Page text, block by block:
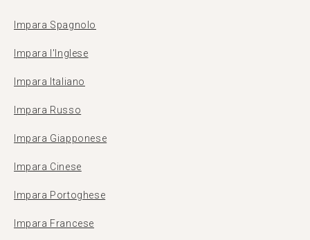
Impara Spagnolo
Impara l'Inglese
Impara Italiano
Impara Russo
Impara Giapponese
Impara Cinese
Impara Portoghese
Impara Francese